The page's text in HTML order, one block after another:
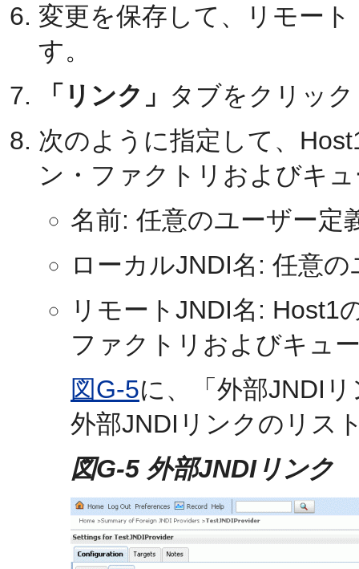
変更を保存して、リモー
す。
「リンク」 タブをクリッ
次のように指定して、
ン・ファクトリおよびキ
名前: 任意のユーザー定
ローカルJNDI名: 任意
リモートJNDI名: Host1
ファクトリおよびキュ
図G-5に、「外部JNDI
外部JNDIリンクのリス
図G-5 外部JNDIリンク